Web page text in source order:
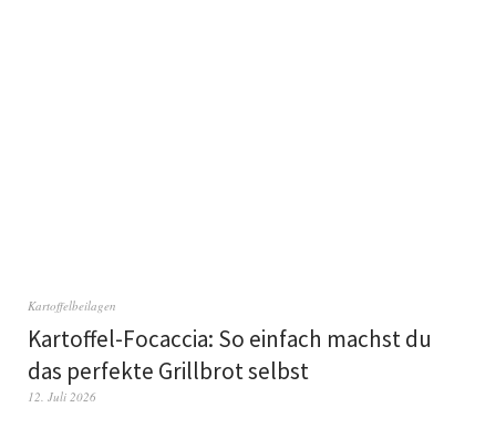
Kartoffelbeilagen
Kartoffel-Focaccia: So einfach machst du
das perfekte Grillbrot selbst
12. Juli 2026